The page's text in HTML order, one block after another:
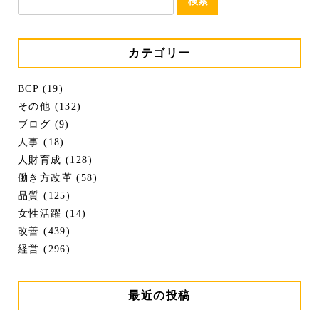
カテゴリー
BCP (19)
その他 (132)
ブログ (9)
人事 (18)
人財育成 (128)
働き方改革 (58)
品質 (125)
女性活躍 (14)
改善 (439)
経営 (296)
最近の投稿